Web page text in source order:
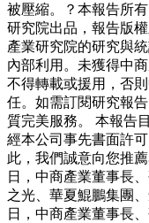
被壓縮。？本報告所
研究院出品，報告版
產業研究院的研究與
內部利用。未獲得中
不得轉載或援用，否
任。如需訂閱研究報
質完美服務。 本報告
經本公司事先書面許
此，我們誠意向您推
日，中商產業董事長
之光、華夏鯤鵬集團
日，中商產業董事長